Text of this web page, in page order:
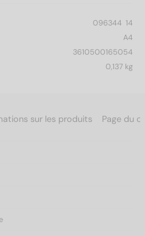
096344  14
A4
3610500165054
0,137 kg
sur les produits Page du